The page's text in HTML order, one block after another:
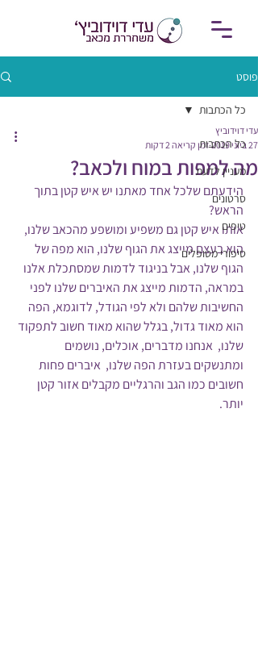
פוסט
כל הכתבות
מעניין לדעת
סרטונים
טיפים
סיפורי מטופלים
כל הכתבות
מה למפות במוח ולכאב?
עדי דוידוביץ
27 ביוני 2019
זמן קריאה 2 דקות
הידעתם שלכל אחד מאתנו יש איש קטן בתוך
הראש?
אותו איש קטן גם משפיע ומושפע מהכאב שלנו,
הוא בעצם מייצג את הגוף שלנו, הוא מפה של
הגוף שלנו, אבל בניגוד לדמות שמסתכלת אלנו
במראה, הדמות מייצג את האיברים שלנו לפני
החשיבות שלהם ולא לפי הגודל, לדוגמא, הפה
הוא מאוד גדול, בגלל שהוא מאוד חשוב לתפקוד
שלנו,  אנחנו מדברים, אוכלים, נושמים
ומתנשקים בעזרת הפה שלנו,  איברים פחות
חשובים כמו הגב והרגליים מקבלים אזור קטן
יותר.